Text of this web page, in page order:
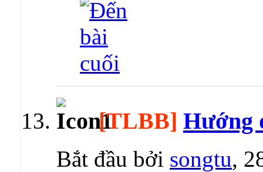
[TLBB] Hướng
Bắt đầu bởi songtu,